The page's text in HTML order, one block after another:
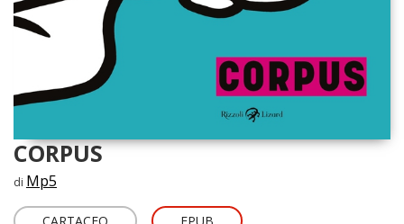
CORPUS
di Mp5
CARTACEO EPUB